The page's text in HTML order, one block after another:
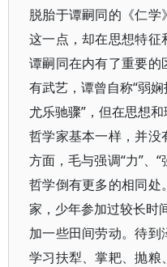
脱胎于谭嗣同的《仁
这一点，却在思想特
谭嗣同在内有了重要的
有武艺，谭曾自称“弱
尤乐驰骤”，但在思想
哲学家基本一样，并
方面，毛与强调“力”、
哲学倒有更多的相同处
家，少年参加过较长时
加一些田间劳动。待到
学习扶犁、掌耙、抛